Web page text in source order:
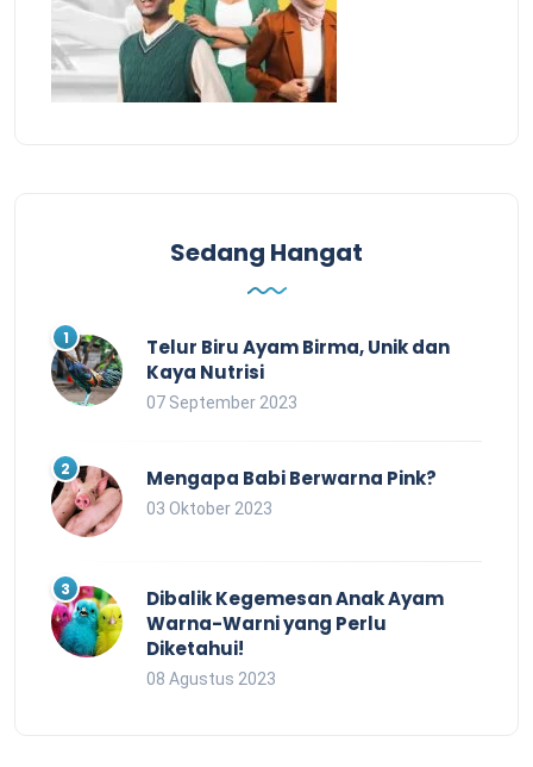
Sedang Hangat
Telur Biru Ayam Birma, Unik dan
Kaya Nutrisi
07 September 2023
Mengapa Babi Berwarna Pink?
03 Oktober 2023
Dibalik Kegemesan Anak Ayam
Warna-Warni yang Perlu
Diketahui!
08 Agustus 2023